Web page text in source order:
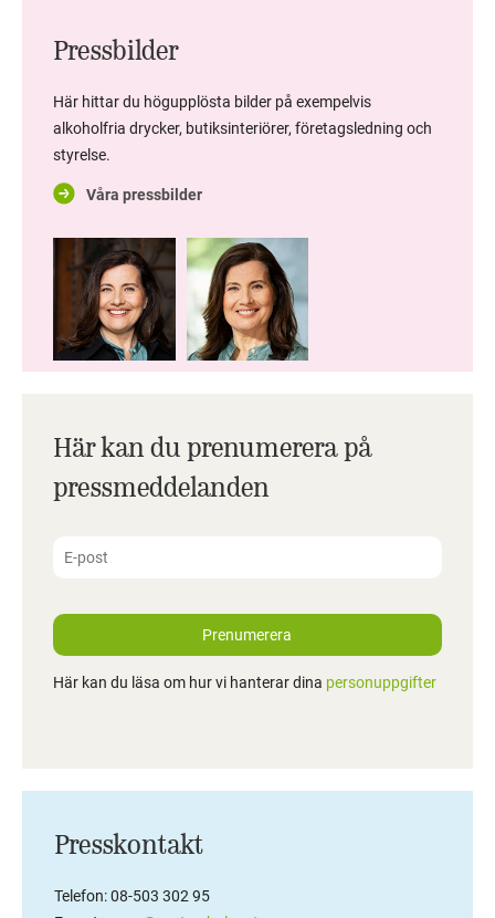
Pressbilder
Här hittar du högupplösta bilder på exempelvis
alkoholfria drycker, butiksinteriörer, företagsledning och
styrelse.
Våra pressbilder
Här kan du prenumerera på
pressmeddelanden
Prenumerera
Här kan du läsa om hur vi hanterar dina personuppgifter
Presskontakt
Telefon: 08-503 302 95